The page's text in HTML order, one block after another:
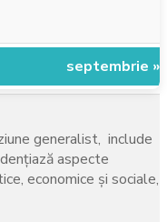
septembrie »
generalist, include
aspecte
economice şi sociale,